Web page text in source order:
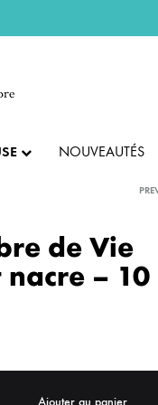
IMPÉRIALE
SACREMENTS
CADEAU DE BAPTÊME
CADEAU DE
NOUVEAUTÉS
de Vie
– 10
Ajouter au panier